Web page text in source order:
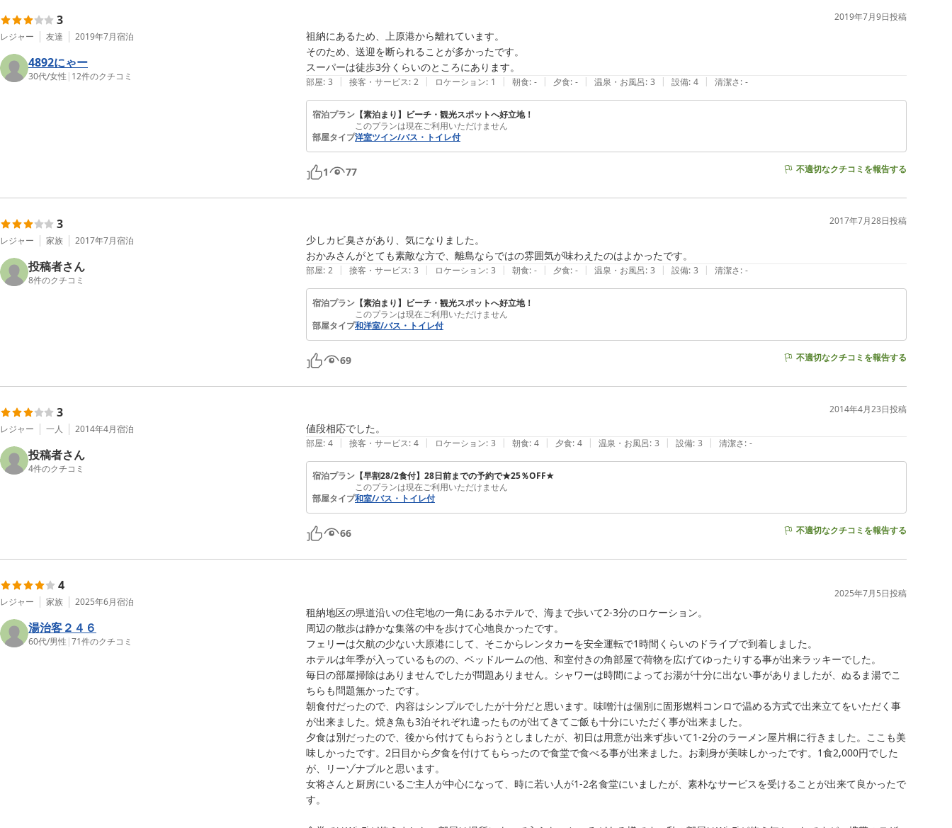
3
レジャー 友達 2019年7月宿泊
4892にゃー
30代/女性 | 12件のクチコミ
2019年7月9日投稿
祖納にあるため、上原港から離れています。
そのため、送迎を断られることが多かったです。
部屋: 3 | 接客・サービス: 2 | ロケーション: 1 | 朝食: - | 夕食: - | 温泉・お風呂: 3 | 設備: 4 | 清潔さ: -
宿泊プラン 【素泊まり】ビーチ・観光スポットへ好立地！
このプランは現在ご利用いただけません
部屋タイプ洋室ツイン/バス・トイレ付
1 77 不適切なクチコミを報告する
3
レジャー 家族 2017年7月宿泊
投稿者さん
8件のクチコミ
2017年7月28日投稿
少しカビ臭さがあり、気になりました。
おかみさんがとても素敵な方で、離島ならではの雰囲気が味わえたのはよかったです。
部屋: 2 | 接客・サービス: 3 | ロケーション: 3 | 朝食: - | 夕食: - | 温泉・お風呂: 3 | 設備: 3 | 清潔さ: -
宿泊プラン 【素泊まり】ビーチ・観光スポットへ好立地！
このプランは現在ご利用いただけません
部屋タイプ和洋室/バス・トイレ付
69 不適切なクチコミを報告する
3
レジャー 一人 2014年4月宿泊
投稿者さん
4件のクチコミ
2014年4月23日投稿
値段相応でした。
部屋: 4 | 接客・サービス: 4 | ロケーション: 3 | 朝食: 4 | 夕食: 4 | 温泉・お風呂: 3 | 設備: 3 | 清潔さ: -
宿泊プラン 【早割28/2食付】28日前までの予約で★25％OFF★
このプランは現在ご利用いただけません
部屋タイプ和室/バス・トイレ付
66 不適切なクチコミを報告する
4
レジャー 家族 2025年6月宿泊
湯治客２４６
60代/男性 |71件のクチコミ
2025年7月5日投稿
租納地区の県道沿いの住宅地の一角にあるホテルで、海まで歩いて2-3分のロケーション。
周辺の散歩は静かな集落の中を歩けて心地良かったです。
フェリーは欠航の少ない大原港にして、そこからレンタカーを安全運転で1時間くらいのドライブで到着しました。
ホテルは年季が入っているものの、ベッドルームの他、和室付きの角部屋で荷物を広げてゆったりする事が出来ラッキーでした。
毎日の部屋掃除はありませんでしたが問題ありません。シャワーは時間によってお湯が十分に出ない事がありましたが、ぬるま湯でこ
ちらも問題無かったです。
朝食付だったので、内容はシンプルでしたが十分だと思います。味噌汁は個別に固形燃料コンロで温める方式で出来立てをいただく事
が出来ました。焼き魚も3泊それぞれ違ったものが出てきてご飯も十分にいただく事が出来ました。
夕食は別だったので、後から付けてもらおうとしましたが、初日は用意が出来ず歩いて1-2分のラーメン屋片桐に行きました。ここも美
味しかったです。2日目から夕食を付けてもらったので食堂で食べる事が出来ました。お刺身が美味しかったです。1食2,000円でした
が、リーゾナブルと思います。
女将さんと厨房にいるご主人が中心になって、時に若い人が1-2名食堂にいましたが、素朴なサービスを受けることが出来て良かったで
す。